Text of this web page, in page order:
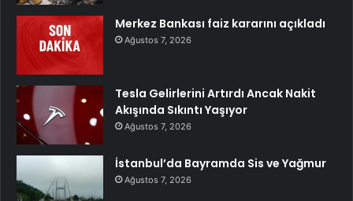
Merkez Bankası faiz kararını açıkladı
Ağustos 7, 2026
Tesla Gelirlerini Artırdı Ancak Nakit
Akışında Sıkıntı Yaşıyor
Ağustos 7, 2026
İstanbul’da Bayramda Sis ve Yağmur
Ağustos 7, 2026